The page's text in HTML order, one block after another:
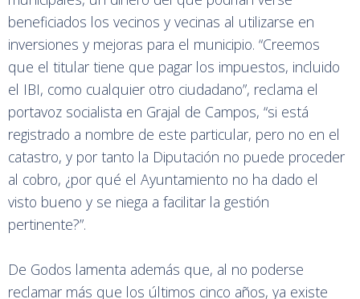
beneficiados los vecinos y vecinas al utilizarse en
inversiones y mejoras para el municipio. “Creemos
que el titular tiene que pagar los impuestos, incluido
el IBI, como cualquier otro ciudadano”, reclama el
portavoz socialista en Grajal de Campos, “si está
registrado a nombre de este particular, pero no en el
catastro, y por tanto la Diputación no puede proceder
al cobro, ¿por qué el Ayuntamiento no ha dado el
visto bueno y se niega a facilitar la gestión
pertinente?”.
De Godos lamenta además que, al no poderse
reclamar más que los últimos cinco años, ya existe